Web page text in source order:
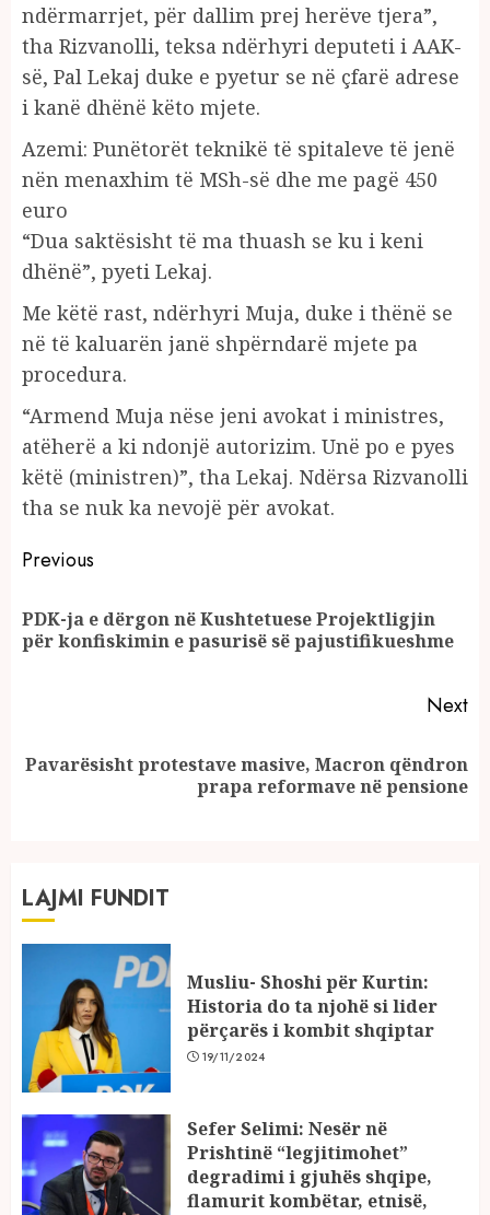
ndërmarrjet, për dallim prej herëve tjera”,
tha Rizvanolli, teksa ndërhyri deputeti i AAK-
së, Pal Lekaj duke e pyetur se në çfarë adrese
i kanë dhënë këto mjete.
Azemi: Punëtorët teknikë të spitaleve të jenë
nën menaxhim të MSh-së dhe me pagë 450
euro
“Dua saktësisht të ma thuash se ku i keni
dhënë”, pyeti Lekaj.
Me këtë rast, ndërhyri Muja, duke i thënë se
në të kaluarën janë shpërndarë mjete pa
procedura.
“Armend Muja nëse jeni avokat i ministres,
atëherë a ki ndonjë autorizim. Unë po e pyes
këtë (ministren)”, tha Lekaj. Ndërsa Rizvanolli
tha se nuk ka nevojë për avokat.
Continue
Reading
Previous
PDK-ja e dërgon në Kushtetuese Projektligjin
për konfiskimin e pasurisë së pajustifikueshme
Next
Next
Pavarësisht protestave masive, Macron qëndron
prapa reformave në pensione
LAJMI FUNDIT
Musliu- Shoshi për Kurtin:
Historia do ta njohë si lider
përçarës i kombit shqiptar
19/11/2024
Sefer Selimi: Nesër në
Prishtinë “legjitimohet”
degradimi i gjuhës shqipe,
flamurit kombëtar, etnisë,